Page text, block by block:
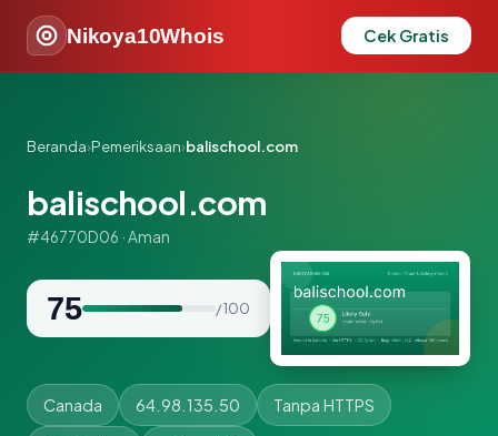
Nikoya10Whois Cek Gratis
Beranda›Pemeriksaan›balischool.com
balischool.com
#46770D06 · Aman
75 / 100
Canada 64.98.135.50 Tanpa HTTPS